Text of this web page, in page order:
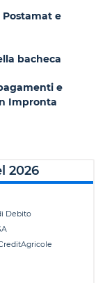
Postamat e
bacheca
e
Impronta
2026
Debito